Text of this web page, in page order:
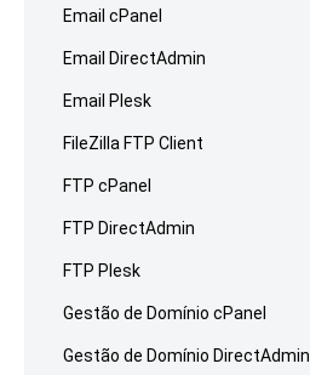
Email cPanel
Email DirectAdmin
Email Plesk
FileZilla FTP Client
FTP cPanel
FTP DirectAdmin
FTP Plesk
Gestão de Domínio cPanel
Gestão de Domínio DirectAdmin